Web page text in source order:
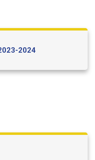
2024